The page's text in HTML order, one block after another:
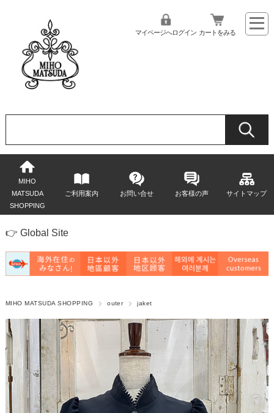
マイページへログイン カートをみる
MIHO
MATSUDA
SHOPPING
ご利用案内 お問い合せ お客様の声 サイトマップ
👉 Global Site
MIHO MATSUDA SHOPPING outer jaket